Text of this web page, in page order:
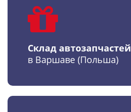
Склад автозапчастей
в Варшаве (Польша)